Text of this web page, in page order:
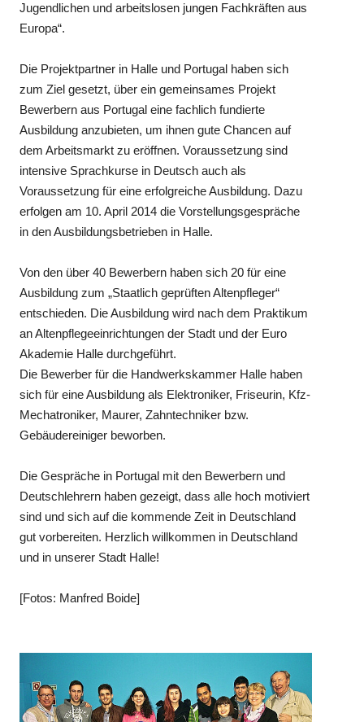
Jugendlichen und arbeitslosen jungen Fachkräften aus
Europa“.
Die Projektpartner in Halle und Portugal haben sich
zum Ziel gesetzt, über ein gemeinsames Projekt
Bewerbern aus Portugal eine fachlich fundierte
Ausbildung anzubieten, um ihnen gute Chancen auf
dem Arbeitsmarkt zu eröffnen. Voraussetzung sind
intensive Sprachkurse in Deutsch auch als
Voraussetzung für eine erfolgreiche Ausbildung. Dazu
erfolgen am 10. April 2014 die Vorstellungsgespräche
in den Ausbildungsbetrieben in Halle.
Von den über 40 Bewerbern haben sich 20 für eine
Ausbildung zum „Staatlich geprüften Altenpfleger“
entschieden. Die Ausbildung wird nach dem Praktikum
an Altenpflegeeinrichtungen der Stadt und der Euro
Akademie Halle durchgeführt.
Die Bewerber für die Handwerkskammer Halle haben
sich für eine Ausbildung als Elektroniker, Friseurin, Kfz-
Mechatroniker, Maurer, Zahntechniker bzw.
Gebäudereiniger beworben.
Die Gespräche in Portugal mit den Bewerbern und
Deutschlehrern haben gezeigt, dass alle hoch motiviert
sind und sich auf die kommende Zeit in Deutschland
gut vorbereiten. Herzlich willkommen in Deutschland
und in unserer Stadt Halle!
[Fotos: Manfred Boide]